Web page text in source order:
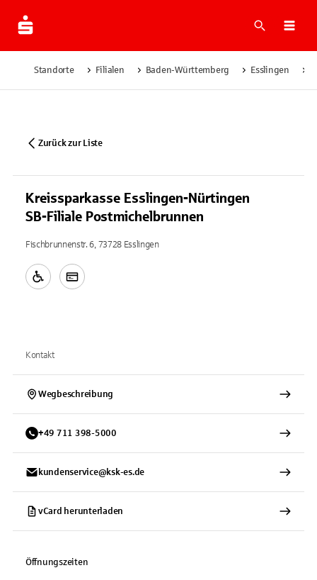
Suche
Standorte Filialen Baden-Württemberg Esslingen
Zurück zur Liste
Kreissparkasse Esslingen-Nürtingen
SB-Filiale Postmichelbrunnen
Fischbrunnenstr. 6, 73728 Esslingen
Kontakt
Wegbeschreibung
+49 711 398-5000
kundenservice@ksk-es.de
vCard herunterladen
Öffnungszeiten